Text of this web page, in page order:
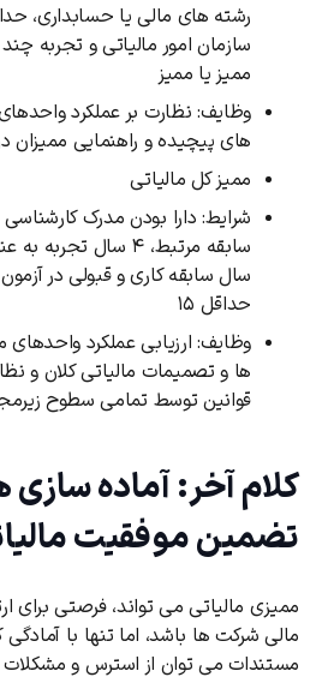
سازمان امور مالیاتی و تجربه
ممیز یا ممیز
وظایف: نظارت بر عملکرد
های پیچیده و راهنمایی ممیزان
ممیز کل مالیاتی
سال سابقه کاری و قبولی در
حداقل ۱۵
وظایف: ارزیابی عملکرد واحدهای
‌ها و تصمیمات مالیاتی کلان و
قوانین توسط تمامی سطوح
کلام آخر: آماده
تضمین موفقیت
ممیزی مالیاتی می ‌تواند، فرصتی برای
مالی شرکت ‌ها باشد، اما تنها با
مستندات می ‌توان از استرس و مشکلات